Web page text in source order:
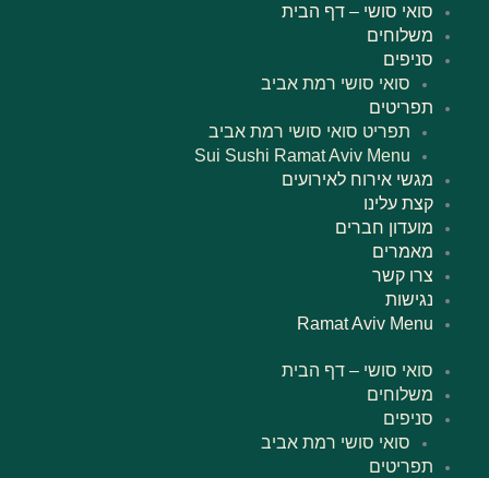
סואי סושי – דף הבית
משלוחים
סניפים
סואי סושי רמת אביב
תפריטים
תפריט סואי סושי רמת אביב
Sui Sushi Ramat Aviv Menu
מגשי אירוח לאירועים
קצת עלינו
מועדון חברים
מאמרים
צרו קשר
נגישות
Ramat Aviv Menu
סואי סושי – דף הבית
משלוחים
סניפים
סואי סושי רמת אביב
תפריטים